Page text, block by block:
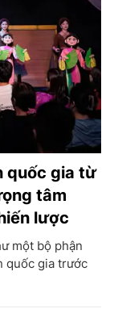
quốc gia từ
tâm
lược
một bộ phận
quốc gia trước